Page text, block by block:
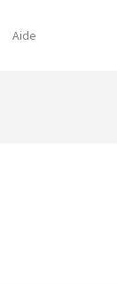
Aide